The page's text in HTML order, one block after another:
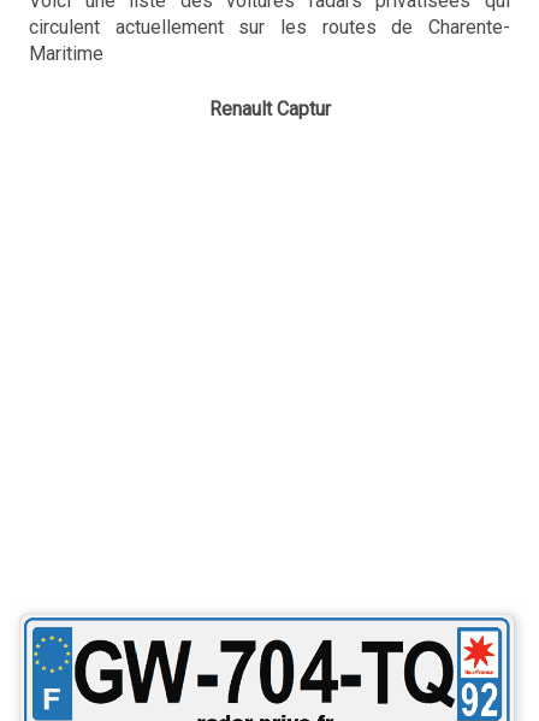
circulent actuellement sur les routes de Charente-
Maritime
Renault Captur